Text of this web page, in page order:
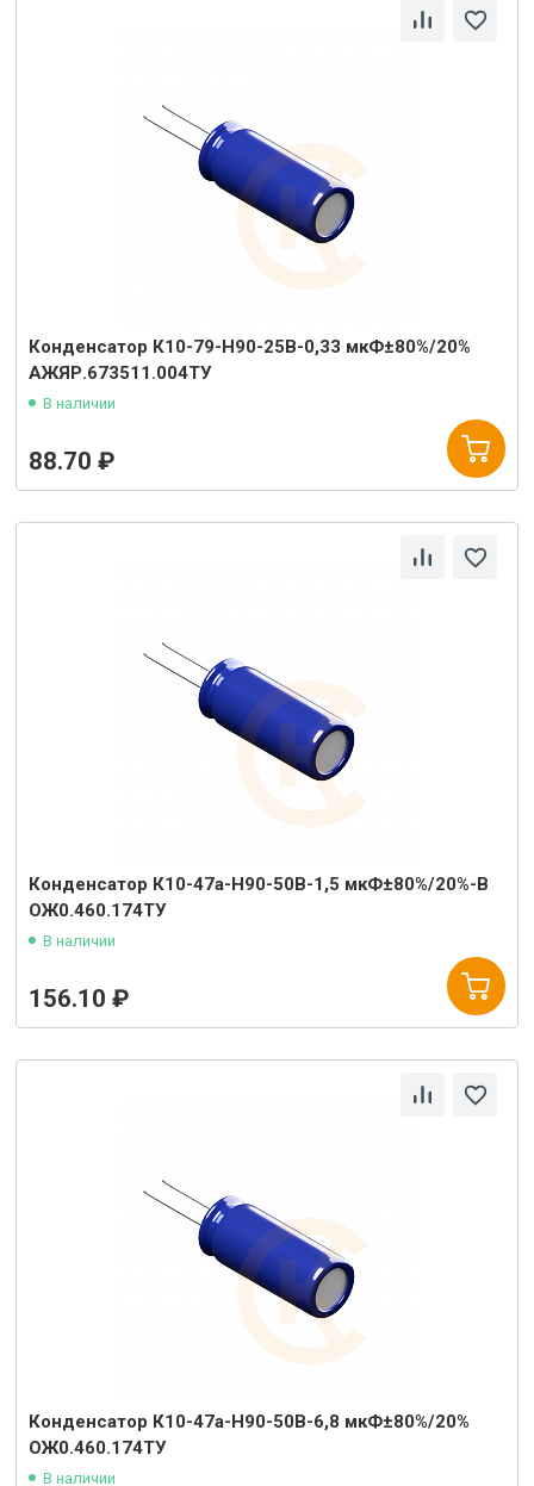
Конденсатор К10-79-Н90-25В-0,33 мкФ±80%/20%
АЖЯР.673511.004ТУ
В наличии
88.70 ₽
Конденсатор К10-47а-Н90-50В-1,5 мкФ±80%/20%-В
ОЖ0.460.174ТУ
В наличии
156.10 ₽
Конденсатор К10-47а-Н90-50В-6,8 мкФ±80%/20%
ОЖ0.460.174ТУ
В наличии